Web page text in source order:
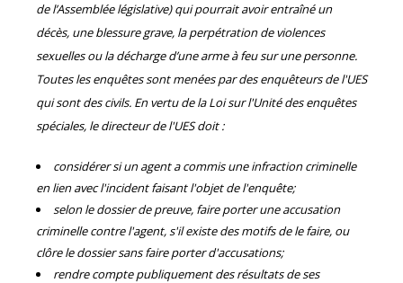
de l’Assemblée législative) qui pourrait avoir entraîné un
décès, une blessure grave, la perpétration de violences
sexuelles ou la décharge d’une arme à feu sur une personne.
Toutes les enquêtes sont menées par des enquêteurs de l'UES
qui sont des civils. En vertu de la Loi sur l'Unité des enquêtes
spéciales, le directeur de l'UES doit :
considérer si un agent a commis une infraction criminelle
en lien avec l'incident faisant l'objet de l'enquête;
selon le dossier de preuve, faire porter une accusation
criminelle contre l'agent, s'il existe des motifs de le faire, ou
clôre le dossier sans faire porter d'accusations;
rendre compte publiquement des résultats de ses